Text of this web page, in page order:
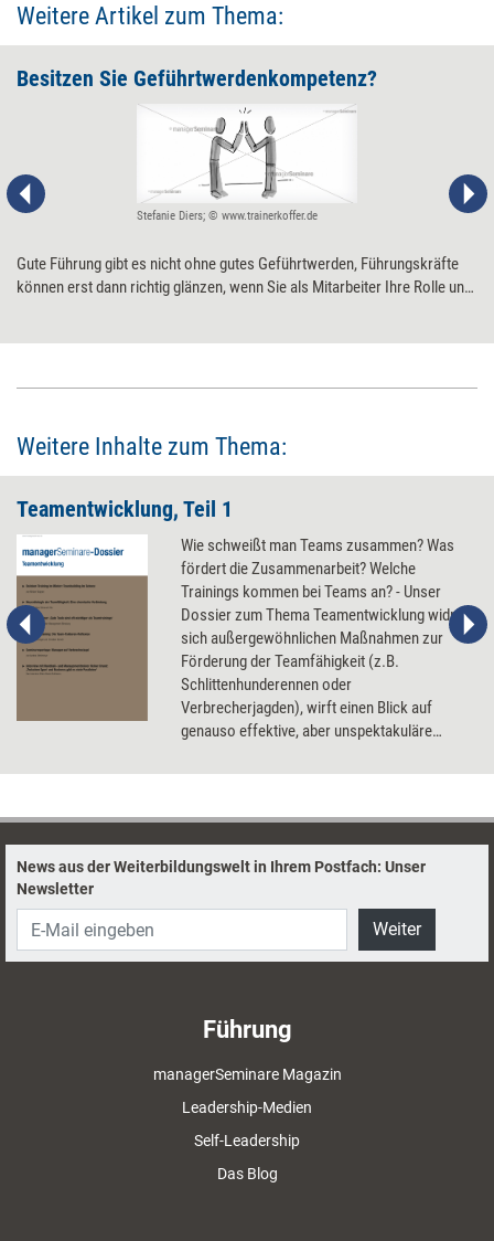
Weitere Artikel zum Thema:
Besitzen Sie Geführtwerdenkompetenz?
Stefanie Diers; © www.trainerkoffer.de
Gute Führung gibt es nicht ohne gutes Geführtwerden, Führungskräfte
können erst dann richtig glänzen, wenn Sie als Mitarbeiter Ihre Rolle und
Weitere Inhalte zum Thema:
Teamentwicklung, Teil 1
Wie schweißt man Teams zusammen? Was
fördert die Zusammenarbeit? Welche
Trainings kommen bei Teams an? - Unser
Dossier zum Thema Teamentwicklung widmet
sich außergewöhnlichen Maßnahmen zur
Förderung der Teamfähigkeit (z.B.
Schlittenhunderennen oder
Verbrecherjagden), wirft einen Blick auf
genauso effektive, aber unspektakuläre
Handballtrainer Heiner Brand zu Wort
und Business sieht.
News aus der Weiterbildungswelt in Ihrem Postfach: Unser
Newsletter
Weiter
Führung
managerSeminare Magazin
Leadership-Medien
Self-Leadership
Das Blog